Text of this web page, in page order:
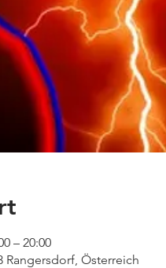
– 20:00
Rangersdorf, Österreich